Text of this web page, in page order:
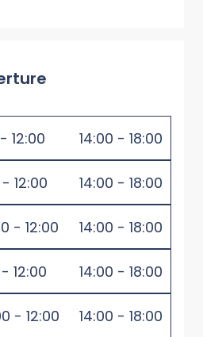
12:00 14:00 - 18:00
12:00 14:00 - 18:00
- 12:00 14:00 - 18:00
12:00 14:00 - 18:00
- 12:00 14:00 - 18:00